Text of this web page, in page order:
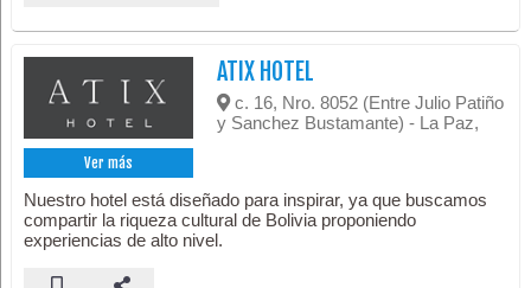
Ver más
ATIX HOTEL
c. 16, Nro. 8052 (Entre Julio Patiño
y Sanchez Bustamante) - La Paz,
Nuestro hotel está diseñado para inspirar, ya que buscamos
compartir la riqueza cultural de Bolivia proponiendo
experiencias de alto nivel.